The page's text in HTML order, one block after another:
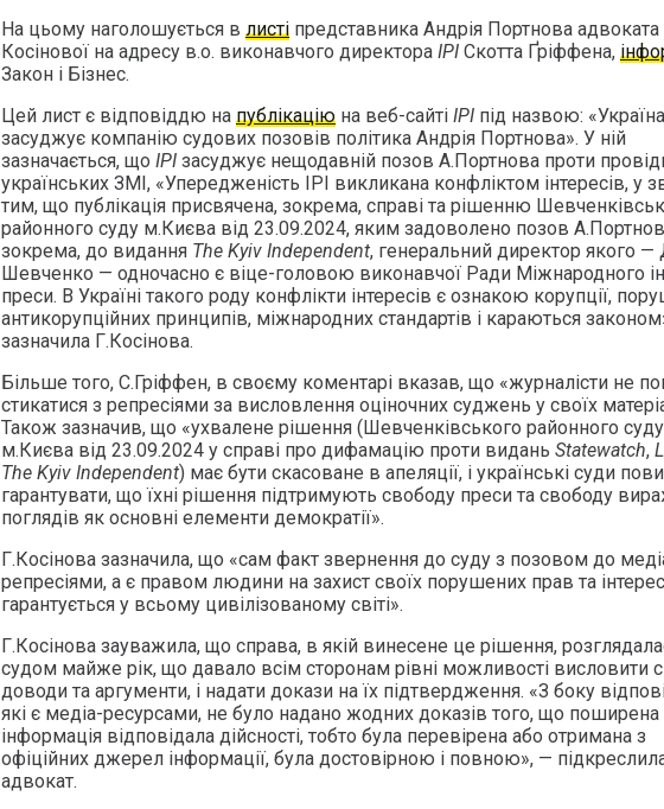
На цьому наголошується в листі представника Андрія Портнова адвоката
Косінової на адресу в.о. виконавчого директора IPI Скотта Ґріффена,
Закон і Бізнес.
Цей лист є відповіддю на публікацію на веб-сайті IPI під назвою:
засуджує компанію судових позовів політика Андрія Портнова». У ній
зазначається, що ІРІ засуджує нещодавній позов А.Портнова проти
українських ЗМІ, «Упередженість ІРІ викликана конфліктом інтересів, у
тим, що публікація присвячена, зокрема, справі та рішенню
районного суду м.Києва від 23.09.2024, яким задоволено позов
зокрема, до видання The Kyiv Independent, генеральний директор якого —
Шевченко — одночасно є віце-головою виконавчої Ради Міжнародного
преси. В Україні такого роду конфлікти інтересів є ознакою корупції,
антикорупційних принципів, міжнародних стандартів і караються
зазначила Г.Косінова.
Більше того, С.Гріффен, в своєму коментарі вказав, що «журналісти не
стикатися з репресіями за висловлення оціночних суджень у своїх
Також зазначив, що «ухвалене рішення (Шевченківського районного суду
м.Києва від 23.09.2024 у справі про дифамацію проти видань Statewatch,
The Kyiv Independent) має бути скасоване в апеляції, і українські суди
гарантувати, що їхні рішення підтримують свободу преси та свободу
поглядів як основні елементи демократії».
Г.Косінова зазначила, що «сам факт звернення до суду з позовом до
репресіями, а є правом людини на захист своїх порушених прав та
гарантується у всьому цивілізованому світі».
Г.Косінова зауважила, що справа, в якій винесене це рішення,
судом майже рік, що давало всім сторонам рівні можливості висловити
доводи та аргументи, і надати докази на їх підтвердження. «З боку
які є медіа-ресурсами, не було надано жодних доказів того, що
інформація відповідала дійсності, тобто була перевірена або отримана з
офіційних джерел інформації, була достовірною і повною», —
адвокат.